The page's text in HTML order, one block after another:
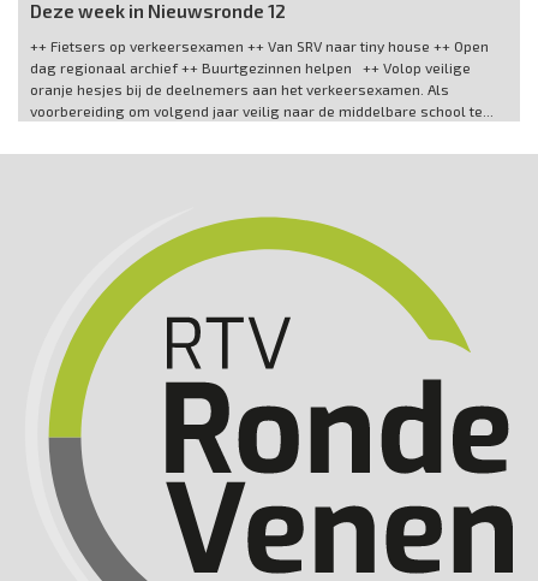
Deze week in Nieuwsronde 12
++ Fietsers op verkeersexamen ++ Van SRV naar tiny house ++ Open
dag regionaal archief ++ Buurtgezinnen helpen ++ Volop veilige
oranje hesjes bij de deelnemers aan het verkeersexamen. Als
voorbereiding om volgend jaar veilig naar de middelbare school te...